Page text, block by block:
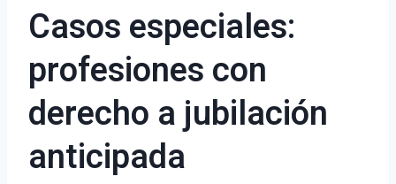
Casos especiales:
profesiones con
derecho a jubilación
anticipada